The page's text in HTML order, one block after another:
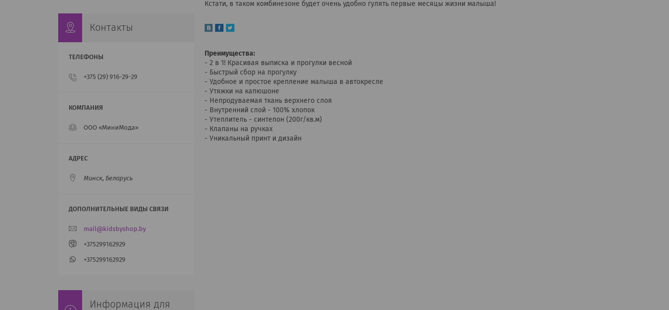
Кстати, в таком комбинезоне будет очень удобно гулять первые месяцы жизни малыша!
Преимущества:
- 2 в 1! Красивая выписка и прогулки весной
- Быстрый сбор на прогулку
- Удобное и простое крепление малыша в автокресле
- Утяжки на капюшоне
- Непродуваемая ткань верхнего слоя
- Внутренний слой - 100% хлопок
- Утеплитель - синтепон (200г/кв.м)
- Клапаны на ручках
- Уникальный принт и дизайн
Контакты
+375 (29) 916-29-29
ООО «МиниМода»
Минск, Беларусь
mail@kidsbyshop.by
+375299162929
+375299162929
Информация для